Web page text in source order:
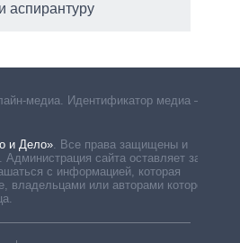
аспирантуру
медиа. Идентификатор медиа –
и Дело» Все права защищены и
сайта оставляет за
с информацией, которая
владельцами или авторами которой